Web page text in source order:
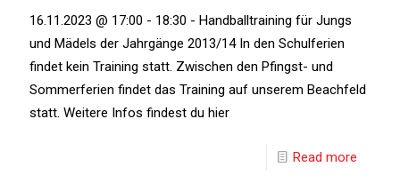
16.11.2023 @ 17:00 - 18:30 - Handballtraining für Jungs
und Mädels der Jahrgänge 2013/14 In den Schulferien
findet kein Training statt. Zwischen den Pfingst- und
Sommerferien findet das Training auf unserem Beachfeld
statt. Weitere Infos findest du hier
Read more